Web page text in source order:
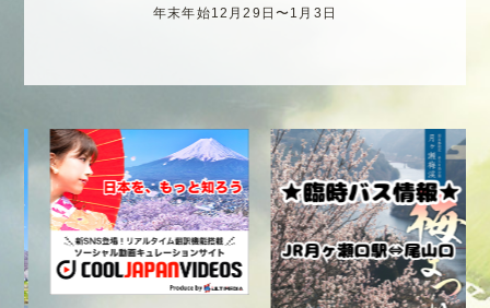
年末年始12月29日〜1月3日